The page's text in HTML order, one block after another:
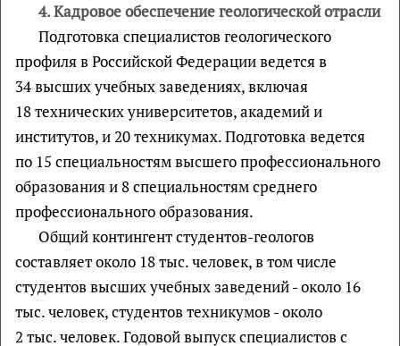
4. Кадровое обеспечение геологической отрасли
Подготовка специалистов геологического
профиля в Российской Федерации ведется в
34 высших учебных заведениях, включая
18 технических университетов, академий и
институтов, и 20 техникумах. Подготовка ведется
по 15 специальностям высшего профессионального
образования и 8 специальностям среднего
профессионального образования.
Общий контингент студентов-геологов
составляет около 18 тыс. человек, в том числе
студентов высших учебных заведений - около 16
тыс. человек, студентов техникумов - около
2 тыс. человек. Годовой выпуск специалистов с